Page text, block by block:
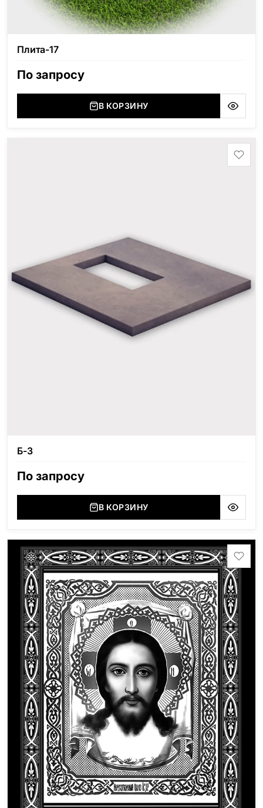
Плита-17
По запросу
В КОРЗИНУ
Б-3
По запросу
В КОРЗИНУ